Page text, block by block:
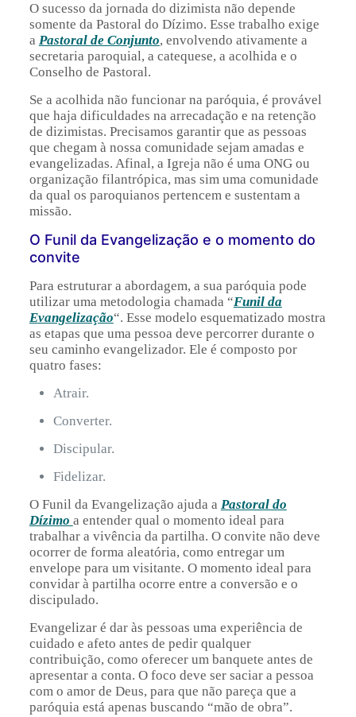
O sucesso da jornada do dizimista não depende
somente da Pastoral do Dízimo. Esse trabalho exige
a Pastoral de Conjunto, envolvendo ativamente a
secretaria paroquial, a catequese, a acolhida e o
Conselho de Pastoral.
Se a acolhida não funcionar na paróquia, é provável
que haja dificuldades na arrecadação e na retenção
de dizimistas. Precisamos garantir que as pessoas
que chegam à nossa comunidade sejam amadas e
evangelizadas. Afinal, a Igreja não é uma ONG ou
organização filantrópica, mas sim uma comunidade
da qual os paroquianos pertencem e sustentam a
missão.
O Funil da Evangelização e o momento do
convite
Para estruturar a abordagem, a sua paróquia pode
utilizar uma metodologia chamada “Funil da
Evangelização“. Esse modelo esquematizado mostra
as etapas que uma pessoa deve percorrer durante o
seu caminho evangelizador. Ele é composto por
quatro fases:
Atrair.
Converter.
Discipular.
Fidelizar.
O Funil da Evangelização ajuda a Pastoral do
Dízimo a entender qual o momento ideal para
trabalhar a vivência da partilha. O convite não deve
ocorrer de forma aleatória, como entregar um
envelope para um visitante. O momento ideal para
convidar à partilha ocorre entre a conversão e o
discipulado.
Evangelizar é dar às pessoas uma experiência de
cuidado e afeto antes de pedir qualquer
contribuição, como oferecer um banquete antes de
apresentar a conta. O foco deve ser saciar a pessoa
com o amor de Deus, para que não pareça que a
paróquia está apenas buscando “mão de obra”.